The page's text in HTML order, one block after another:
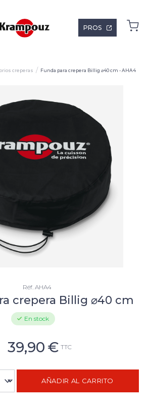
PROS
creperas Funda para crepera Billig ⌀40 cm - AHA4
Réf. AHA4
crepera Billig ⌀40 cm
En stock
39,90 € TTC
AÑADIR AL CARRITO